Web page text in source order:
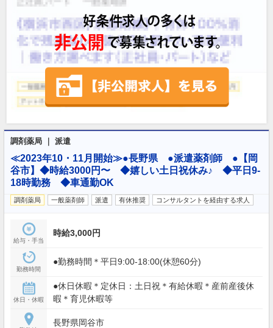
調剤薬局 ｜ 派遣
≪2023年10・11月開始≫●長野県 ●派遣薬剤師 ●【岡
谷市】◆時給3000円〜 ◆嬉しい土日祝休み♪ ◆平日9-
18時勤務 ◆車通勤OK
調剤薬局 一般薬剤師 派遣 有休推奨 コンサルタントを経由する求人
給与・手当
時給3,000円
勤務時間
●勤務時間＊平日9:00-18:00(休憩60分)
休日・休暇
●休日休暇＊定休日：土日祝＊有給休暇＊産前産後休
暇＊育児休暇等
長野県岡谷市